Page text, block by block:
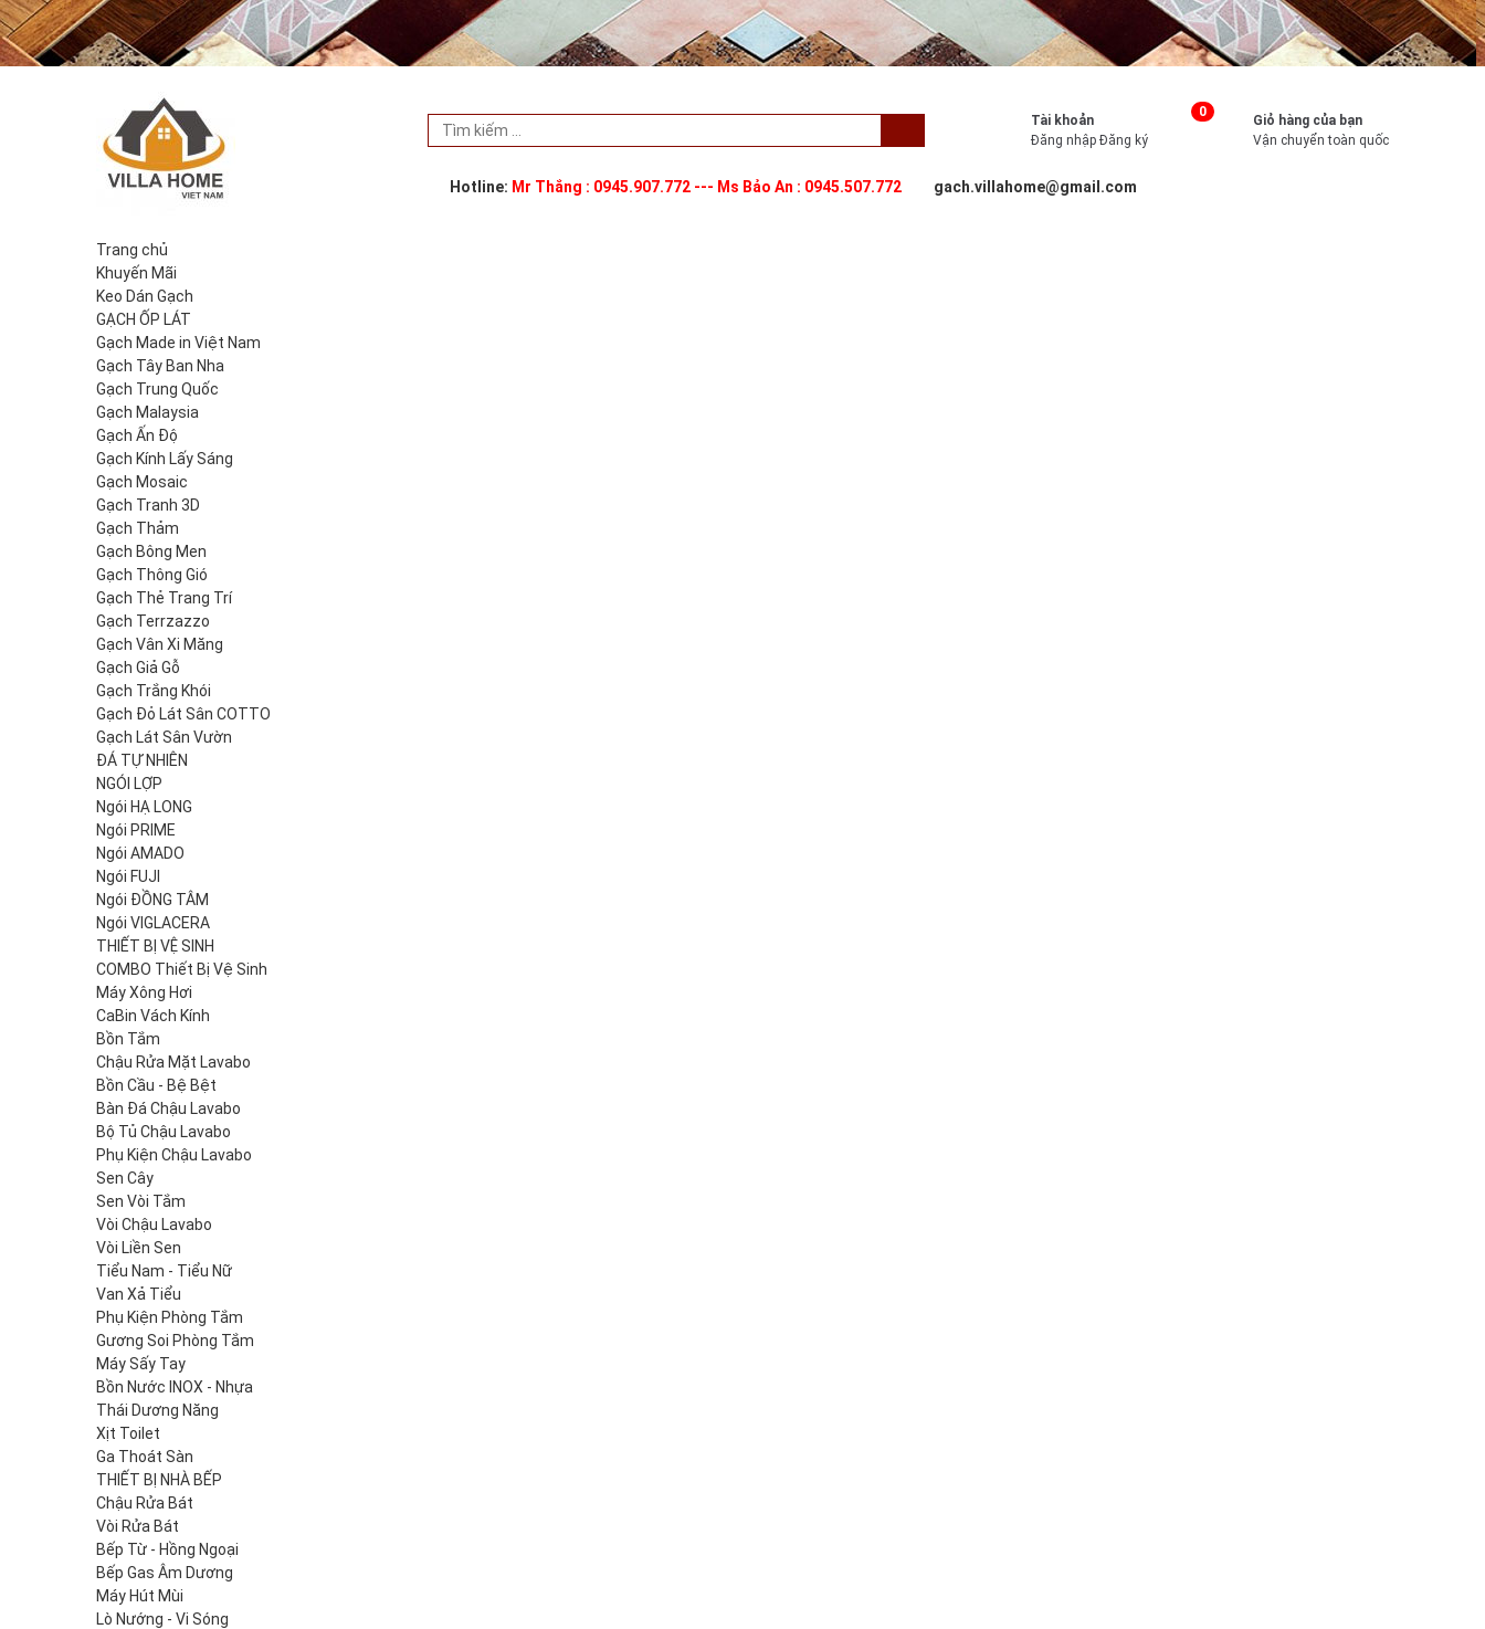
Tài khoản
Đăng nhập Đăng ký
0
Giỏ hàng của bạn
Vận chuyển toàn quốc
Hotline: Mr Thắng : 0945.907.772 --- Ms Bảo An : 0945.507.772 gach.villahome@gmail.com
Trang chủ
Khuyến Mãi
Keo Dán Gạch
GẠCH ỐP LÁT
Gạch Made in Việt Nam
Gạch Tây Ban Nha
Gạch Trung Quốc
Gạch Malaysia
Gạch Ấn Độ
Gạch Kính Lấy Sáng
Gạch Mosaic
Gạch Tranh 3D
Gạch Thảm
Gạch Bông Men
Gạch Thông Gió
Gạch Thẻ Trang Trí
Gạch Terrzazzo
Gạch Vân Xi Măng
Gạch Giả Gỗ
Gạch Trắng Khói
Gạch Đỏ Lát Sân COTTO
Gạch Lát Sân Vườn
ĐÁ TỰ NHIÊN
NGÓI LỢP
Ngói HẠ LONG
Ngói PRIME
Ngói AMADO
Ngói FUJI
Ngói ĐỒNG TÂM
Ngói VIGLACERA
THIẾT BỊ VỆ SINH
COMBO Thiết Bị Vệ Sinh
Máy Xông Hơi
CaBin Vách Kính
Bồn Tắm
Chậu Rửa Mặt Lavabo
Bồn Cầu - Bệ Bệt
Bàn Đá Chậu Lavabo
Bộ Tủ Chậu Lavabo
Phụ Kiện Chậu Lavabo
Sen Cây
Sen Vòi Tắm
Vòi Chậu Lavabo
Vòi Liền Sen
Tiểu Nam - Tiểu Nữ
Van Xả Tiểu
Phụ Kiện Phòng Tắm
Gương Soi Phòng Tắm
Máy Sấy Tay
Bồn Nước INOX - Nhựa
Thái Dương Năng
Xịt Toilet
Ga Thoát Sàn
THIẾT BỊ NHÀ BẾP
Chậu Rửa Bát
Vòi Rửa Bát
Bếp Từ - Hồng Ngoại
Bếp Gas Âm Dương
Máy Hút Mùi
Lò Nướng - Vi Sóng